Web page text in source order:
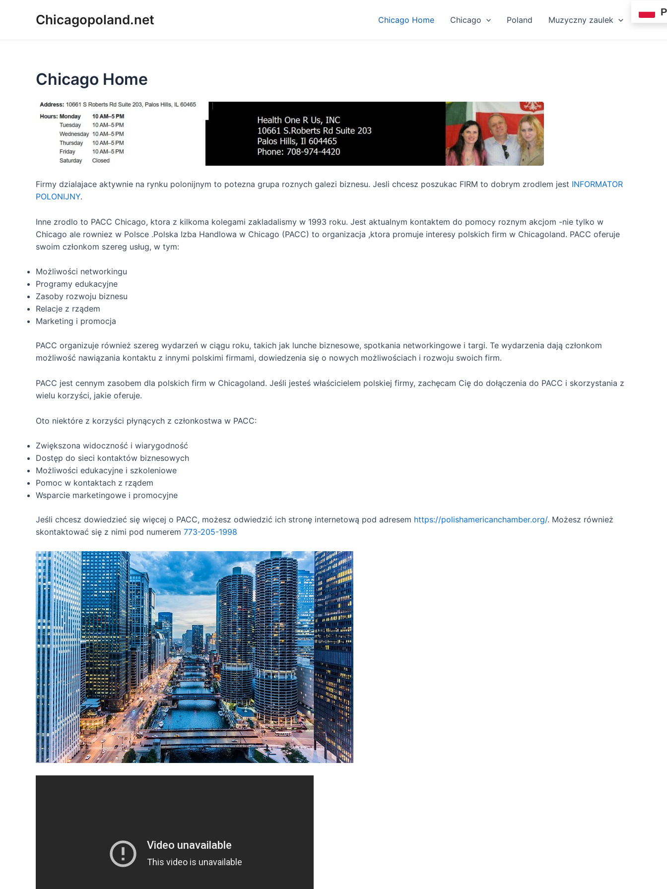
Chicagopoland.net Chicago Home Chicago Poland Muzyczny zaulek
Chicago Home
Firmy dzialajace aktywnie na rynku polonijnym to potezna grupa roznych galezi biznesu. Jesli chcesz poszukac FIRM to dobrym zrodlem jest INFORMATOR
POLONIJNY.
Inne zrodlo to PACC Chicago, ktora z kilkoma kolegami zakladalismy w 1993 roku. Jest aktualnym kontaktem do pomocy roznym akcjom -nie tylko w
Chicago ale rowniez w Polsce .Polska Izba Handlowa w Chicago (PACC) to organizacja ,ktora promuje interesy polskich firm w Chicagoland. PACC oferuje
swoim członkom szereg usług, w tym:
Możliwości networkingu
Programy edukacyjne
Zasoby rozwoju biznesu
Relacje z rządem
Marketing i promocja
PACC organizuje również szereg wydarzeń w ciągu roku, takich jak lunche biznesowe, spotkania networkingowe i targi. Te wydarzenia dają członkom
możliwość nawiązania kontaktu z innymi polskimi firmami, dowiedzenia się o nowych możliwościach i rozwoju swoich firm.
PACC jest cennym zasobem dla polskich firm w Chicagoland. Jeśli jesteś właścicielem polskiej firmy, zachęcam Cię do dołączenia do PACC i skorzystania z
wielu korzyści, jakie oferuje.
Oto niektóre z korzyści płynących z członkostwa w PACC:
Zwiększona widoczność i wiarygodność
Dostęp do sieci kontaktów biznesowych
Możliwości edukacyjne i szkoleniowe
Pomoc w kontaktach z rządem
Wsparcie marketingowe i promocyjne
Jeśli chcesz dowiedzieć się więcej o PACC, możesz odwiedzić ich stronę internetową pod adresem https://polishamericanchamber.org/. Możesz również
skontaktować się z nimi pod numerem 773-205-1998